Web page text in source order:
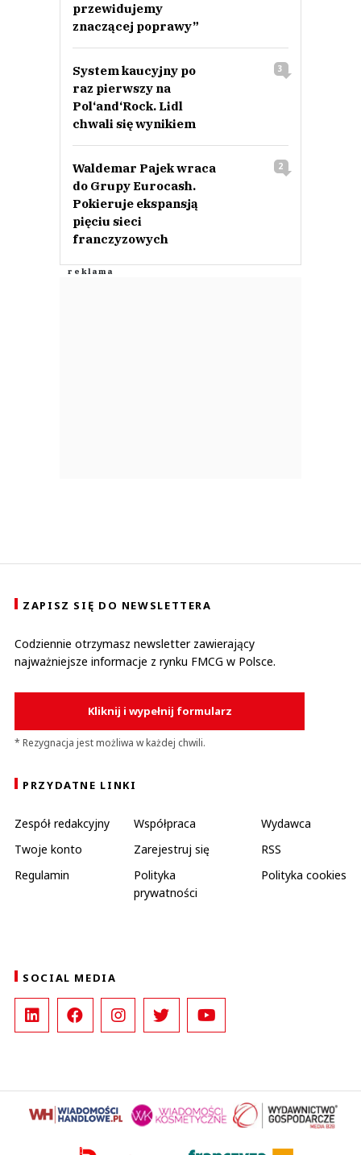
przewidujemy
znaczącej poprawy”
System kaucyjny po
raz pierwszy na
Pol‘and‘Rock. Lidl
chwali się wynikiem
3
Waldemar Pajek wraca
do Grupy Eurocash.
Pokieruje ekspansją
pięciu sieci
franczyzowych
2
ZAPISZ SIĘ DO NEWSLETTERA
Codziennie otrzymasz newsletter zawierający
najważniejsze informacje z rynku FMCG w Polsce.
Kliknij i wypełnij formularz
* Rezygnacja jest możliwa w każdej chwili.
PRZYDATNE LINKI
Zespół redakcyjny Współpraca
Wydawca
Twoje konto
Zarejestruj się
RSS
Regulamin
Polityka
prywatności
Polityka cookies
SOCIAL MEDIA